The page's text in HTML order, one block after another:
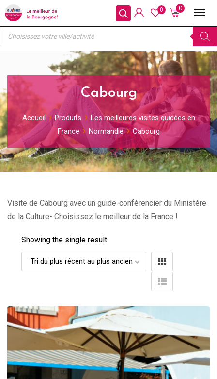
Skip
to
content
0
0
Recherche
produits
Cabourg
Accueil Produits
Les meilleures visites guidées en
France
Normandie Cabourg
Visite de Cabourg avec un guide-conférencier du Ministère
de la Culture- Choisissez le meilleur de la France !
Showing the single result